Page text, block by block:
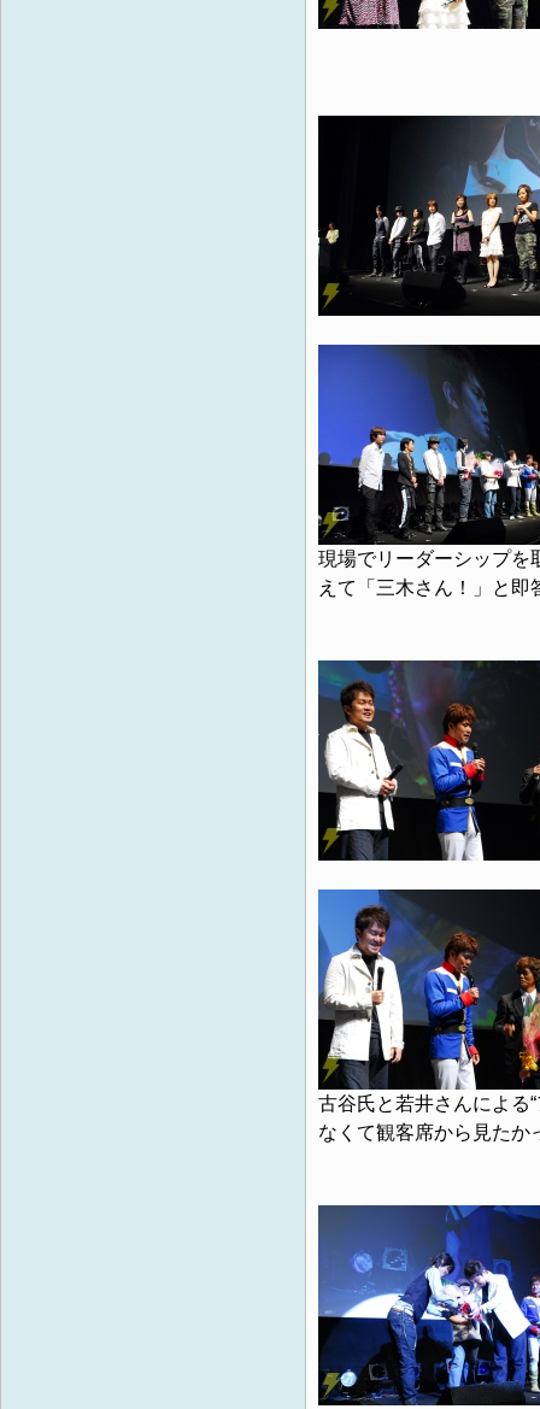
現場でリーダーシップ
えて「三木さん！」と
古谷氏と若井さんによる
なくて観客席から見たか